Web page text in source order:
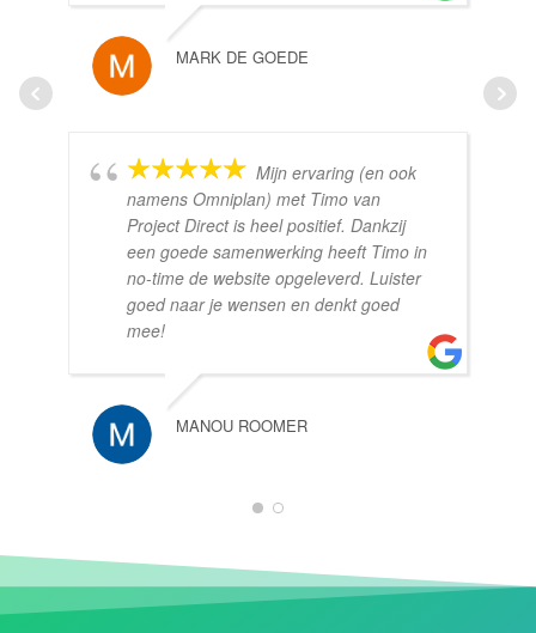
MARK DE GOEDE
Mijn ervaring (en ook
namens Omniplan) met Timo van
Project Direct is heel positief. Dankzij
een goede samenwerking heeft Timo in
no-time de website opgeleverd. Luister
goed naar je wensen en denkt goed
mee!
MANOU ROOMER
1 2